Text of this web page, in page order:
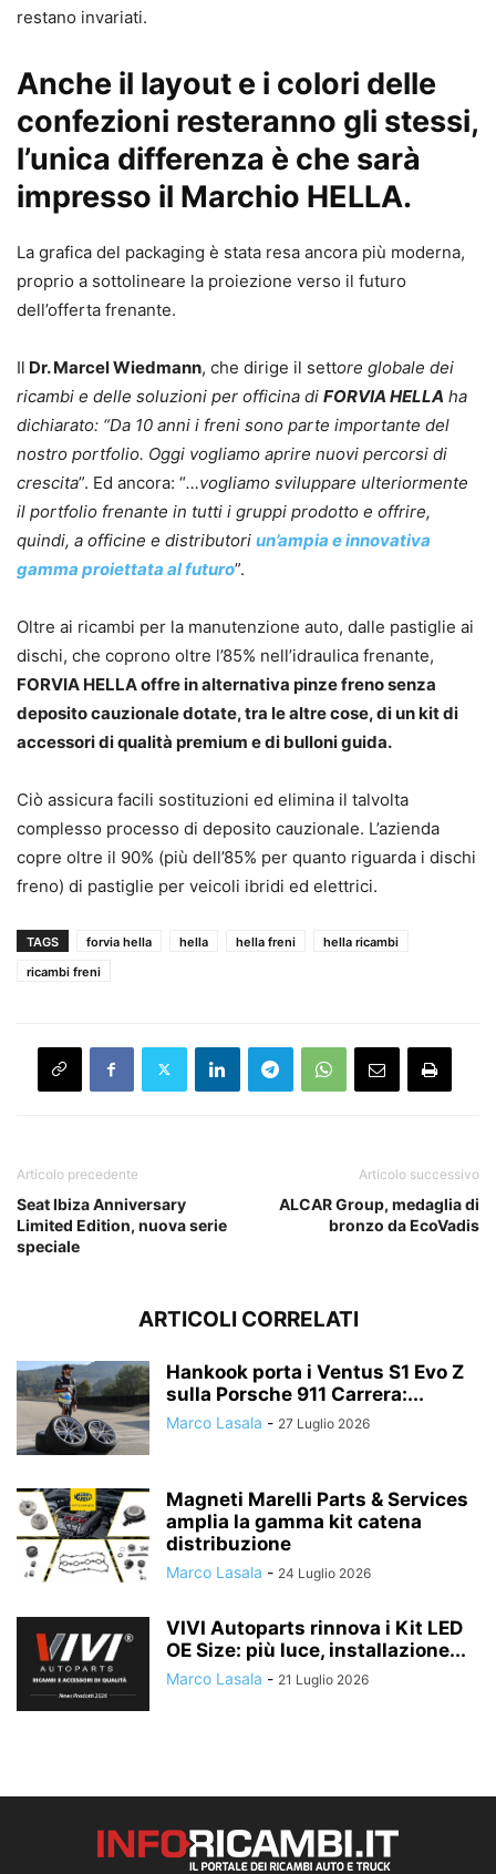
restano invariati.
Anche il layout e i colori delle
confezioni resteranno gli stessi,
l’unica differenza è che sarà
impresso il Marchio HELLA.
La grafica del packaging è stata resa ancora più moderna,
proprio a sottolineare la proiezione verso il futuro
dell’offerta frenante.
Il Dr. Marcel Wiedmann, che dirige il settore globale dei
ricambi e delle soluzioni per officina di FORVIA HELLA ha
dichiarato: “Da 10 anni i freni sono parte importante del
nostro portfolio. Oggi vogliamo aprire nuovi percorsi di
crescita”. Ed ancora: “…vogliamo sviluppare ulteriormente
il portfolio frenante in tutti i gruppi prodotto e offrire,
quindi, a officine e distributori un’ampia e innovativa
gamma proiettata al futuro”.
Oltre ai ricambi per la manutenzione auto, dalle pastiglie ai
dischi, che coprono oltre l’85% nell’idraulica frenante,
FORVIA HELLA offre in alternativa pinze freno senza
deposito cauzionale dotate, tra le altre cose, di un kit di
accessori di qualità premium e di bulloni guida.
Ciò assicura facili sostituzioni ed elimina il talvolta
complesso processo di deposito cauzionale. L’azienda
copre oltre il 90% (più dell’85% per quanto riguarda i dischi
freno) di pastiglie per veicoli ibridi ed elettrici.
TAGS forvia hella hella hella freni
hella ricambi
ricambi freni
Articolo precedente
Seat Ibiza Anniversary
Limited Edition, nuova serie
speciale
Articolo successivo
ALCAR Group, medaglia di
bronzo da EcoVadis
ARTICOLI CORRELATI
Hankook porta i Ventus S1 Evo Z
sulla Porsche 911 Carrera:...
Marco Lasala - 27 Luglio 2026
Magneti Marelli Parts & Services
amplia la gamma kit catena
distribuzione
Marco Lasala - 24 Luglio 2026
VIVI Autoparts rinnova i Kit LED
OE Size: più luce, installazione...
Marco Lasala - 21 Luglio 2026